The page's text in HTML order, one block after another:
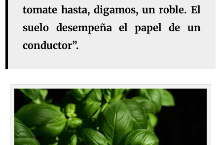
tomate hasta, digamos, un roble. El
suelo desempeña el papel de un
conductor”.